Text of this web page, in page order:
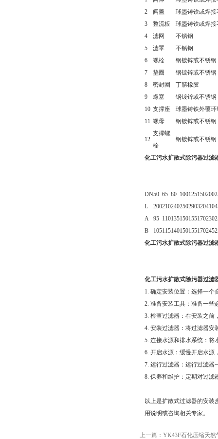
2
阀盖
球墨铸铁或焊接
3
整流板
球墨铸铁或焊接
4
滤网
不锈钢
5
滤罩
不锈钢
6
螺栓
钢镀锌或不锈钢
7
垫圈
钢镀锌或不锈钢
8
密封圈
丁腈橡胶
9
螺塞
钢镀锌或不锈钢
10 支撑座
球墨铸铁外覆环
11 螺母 钢镀锌或不锈钢
12
支撑螺
栓
钢镀锌或不锈钢
化工污水扩散式除污器过滤
DN50 65 80 100125150200
L
200210240250290320410
A
95 110135150155170230
B
105115140150155170245
化工污水扩散式除污器过滤
化工污水扩散式除污器过滤
1. 确定安装位置：选择一
2. 准备安装工具：准备一些
3. 检查过滤器：在安装之前
4. 安装过滤器：将过滤器安
5. 连接水源和排水系统：将
6. 开启水源：缓慢开启水源
7. 运行过滤器：运行过滤器
8. 保养和维护：定期对过滤
以上是扩散式过滤器的安装
用说明或咨询相关专家。
上一篇： YK43F石化压缩天